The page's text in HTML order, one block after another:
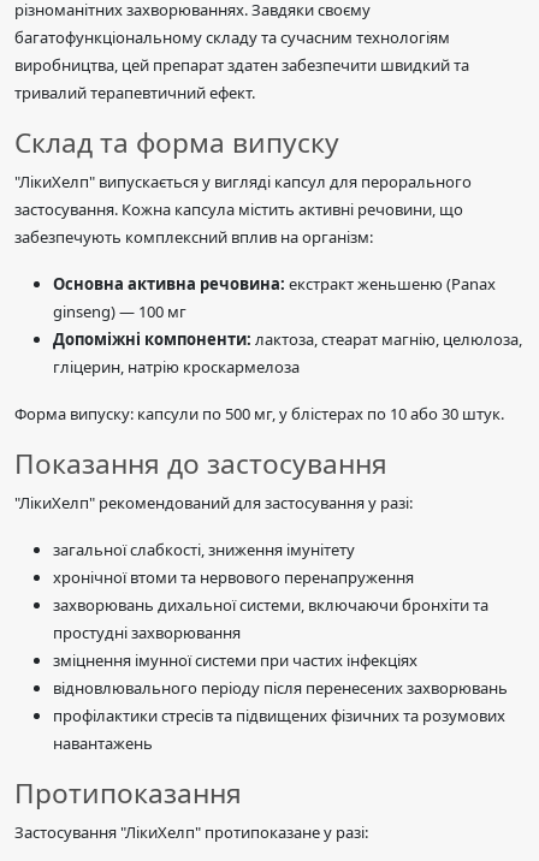
різноманітних захворюваннях. Завдяки своєму
багатофункціональному складу та сучасним технологіям
виробництва, цей препарат здатен забезпечити швидкий та
тривалий терапевтичний ефект.
Склад та форма випуску
"ЛікиХелп" випускається у вигляді капсул для перорального
застосування. Кожна капсула містить активні речовини, що
забезпечують комплексний вплив на організм:
Основна активна речовина: екстракт женьшеню (Panax
ginseng) — 100 мг
Допоміжні компоненти: лактоза, стеарат магнію, целюлоза,
гліцерин, натрію кроскармелоза
Форма випуску: капсули по 500 мг, у блістерах по 10 або 30 штук.
Показання до застосування
"ЛікиХелп" рекомендований для застосування у разі:
загальної слабкості, зниження імунітету
хронічної втоми та нервового перенапруження
захворювань дихальної системи, включаючи бронхіти та
простудні захворювання
зміцнення імунної системи при частих інфекціях
відновлювального періоду після перенесених захворювань
профілактики стресів та підвищених фізичних та розумових
навантажень
Протипоказання
Застосування "ЛікиХелп" протипоказане у разі: